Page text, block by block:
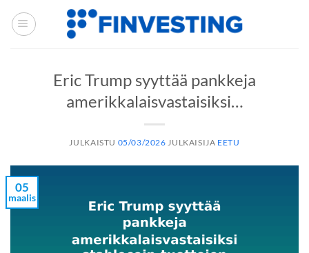
Siirry
sisältöön
Eric Trump syyttää pankkeja
amerikkalaisvastaisiksi…
JULKAISTU 05/03/2026 JULKAISIJA EETU
05
maalis